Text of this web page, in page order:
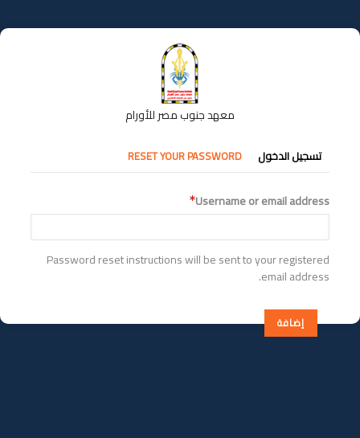
إلى
المحتوى
معهد جنوب مصر للأورام
التبويبات
الأساسية
تسجيل الدخول RESET YOUR PASSWORD
Username or email address
Password reset instructions will be sent to your registered
email address.